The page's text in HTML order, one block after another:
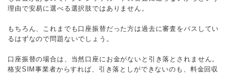
理由で安易に選べる選択肢ではありません。
もちろん、これまでも口座振替だった方は過去に審査をパスしてい
るはずなので問題ないでしょう。
口座振替の場合は、当然口座にお金がないと引き落とされません。
格安SIM事業者からすれば、引き落としができないのも、料金回収